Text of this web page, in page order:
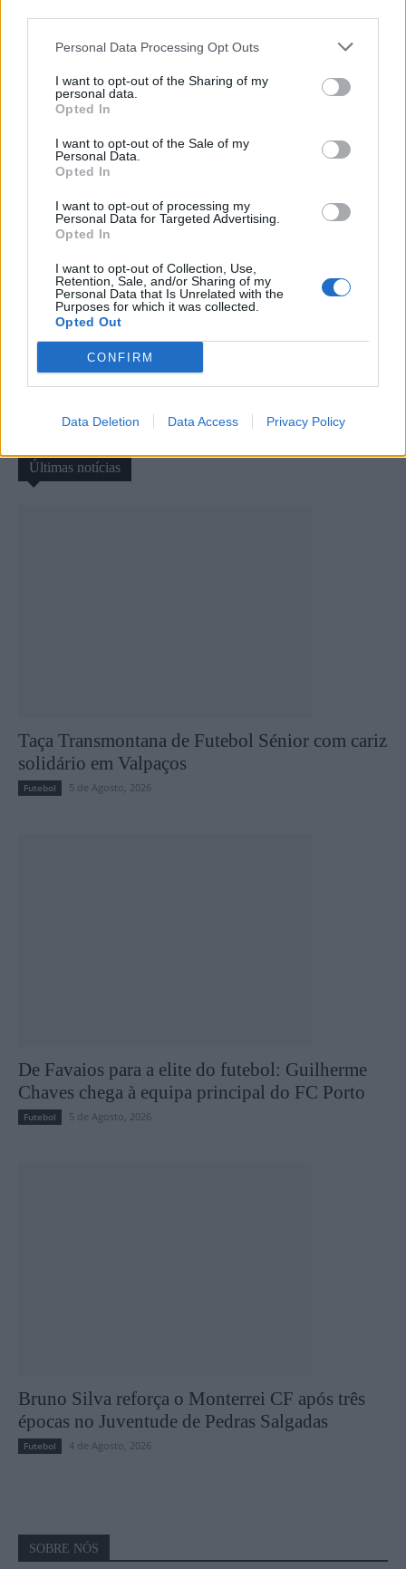
Personal Data Processing Opt Outs
I want to opt-out of the Sharing of my
personal data.
Opted In
I want to opt-out of the Sale of my
Personal Data.
Opted In
I want to opt-out of processing my
Personal Data for Targeted Advertising.
Opted In
I want to opt-out of Collection, Use,
Retention, Sale, and/or Sharing of my
Personal Data that Is Unrelated with the
Purposes for which it was collected.
Opted Out
CONFIRM
Data Deletion Data Access Privacy Policy
um confronto direto entre emblemas aflitos, num jogo que
permanência. Para o Vila Real, pontuar fora de casa poderá
representar um passo importante na tentativa de garantir a
continuidade no Campeonato de Portugal.
Artigo anterior
II Eliminatória da Taça AFVR
joga-se este domingo com
Próximo artigo
escolhidos para os jogos da II
Últimas notícias
Taça Transmontana de Futebol Sénior com cariz
solidário em Valpaços
Futebol 5 de Agosto, 2026
De Favaios para a elite do futebol: Guilherme
Chaves chega à equipa principal do FC Porto
Futebol 5 de Agosto, 2026
Bruno Silva reforça o Monterrei CF após três
épocas no Juventude de Pedras Salgadas
Futebol 4 de Agosto, 2026
SOBRE NÓS